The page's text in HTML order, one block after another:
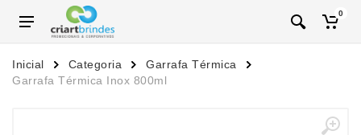
0
Inicial Categoria
Garrafa Térmica
Garrafa Térmica Inox 800ml